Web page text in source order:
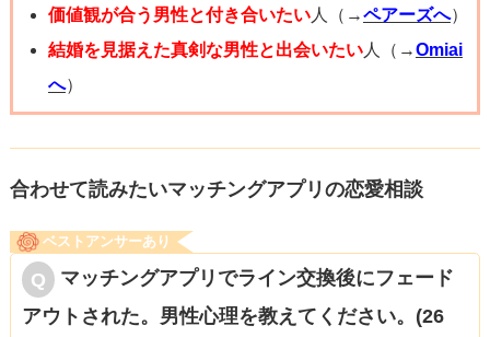
価値観が合う男性と付き合いたい人（→ペアーズへ）
結婚を見据えた真剣な男性と出会いたい人（→Omiai
へ）
合わせて読みたいマッチングアプリの恋愛相談
ベストアンサーあり
マッチングアプリでライン交換後にフェード
アウトされた。男性心理を教えてください。(26